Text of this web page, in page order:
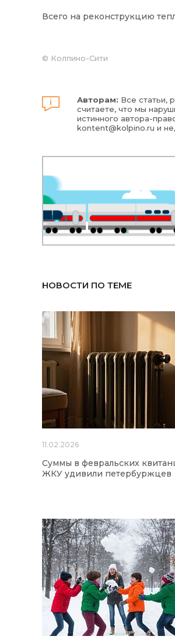
Всего на реконструкцию
© Колпино-Сити
Авторам: Все статьи,
считаете, что мы
истинного автора-
kontent@kolpino.ru и
НОВОСТИ ПО ТЕМЕ
11.02.2026
Суммы в февральских
ЖКУ удивили петербуржцев